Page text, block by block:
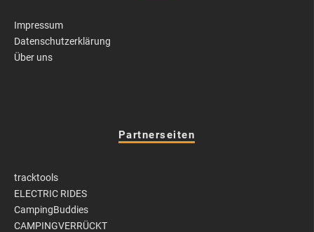
Impressum
Datenschutzerklärung
Über uns
Partnerseiten
tracktools
ELECTRIC RIDES
CampingBuddies
CAMPINGVERRÜCKT